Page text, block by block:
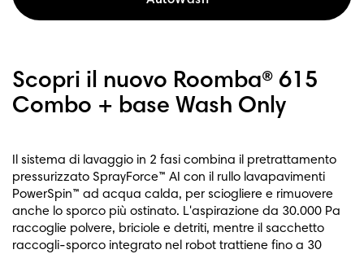
Scopri il nuovo Roomba® 615
Combo + base Wash Only
Il sistema di lavaggio in 2 fasi combina il pretrattamento
pressurizzato SprayForce™ AI con il rullo lavapavimenti
PowerSpin™ ad acqua calda, per sciogliere e rimuovere
anche lo sporco più ostinato. L'aspirazione da 30.000 Pa
raccoglie polvere, briciole e detriti, mentre il sacchetto
raccogli-sporco integrato nel robot trattiene fino a 30